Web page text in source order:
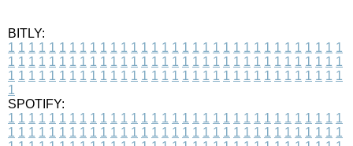
BITLY:
1 1 1 1 1 1 1 1 1 1 1 1 1 1 1 1 1 1 1 1 1 1 1 1 1 1 1 1 1 1 1 1 1
1 1 1 1 1 1 1 1 1 1 1 1 1 1 1 1 1 1 1 1 1 1 1 1 1 1 1 1 1 1 1 1 1
1 1 1 1 1 1 1 1 1 1 1 1 1 1 1 1 1 1 1 1 1 1 1 1 1 1 1 1 1 1 1 1 1
1
SPOTIFY:
1 1 1 1 1 1 1 1 1 1 1 1 1 1 1 1 1 1 1 1 1 1 1 1 1 1 1 1 1 1 1 1 1
1 1 1 1 1 1 1 1 1 1 1 1 1 1 1 1 1 1 1 1 1 1 1 1 1 1 1 1 1 1 1 1 1